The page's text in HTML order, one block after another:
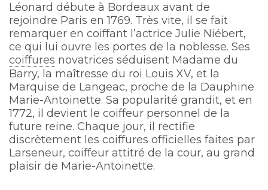
Léonard débute à Bordeaux avant de
rejoindre Paris en 1769. Très vite, il se fait
remarquer en coiffant l’actrice Julie Niébert,
ce qui lui ouvre les portes de la noblesse. Ses
coiffures novatrices séduisent Madame du
Barry, la maîtresse du roi Louis XV, et la
Marquise de Langeac, proche de la Dauphine
Marie-Antoinette. Sa popularité grandit, et en
1772, il devient le coiffeur personnel de la
future reine. Chaque jour, il rectifie
discrètement les coiffures officielles faites par
Larseneur, coiffeur attitré de la cour, au grand
plaisir de Marie-Antoinette.